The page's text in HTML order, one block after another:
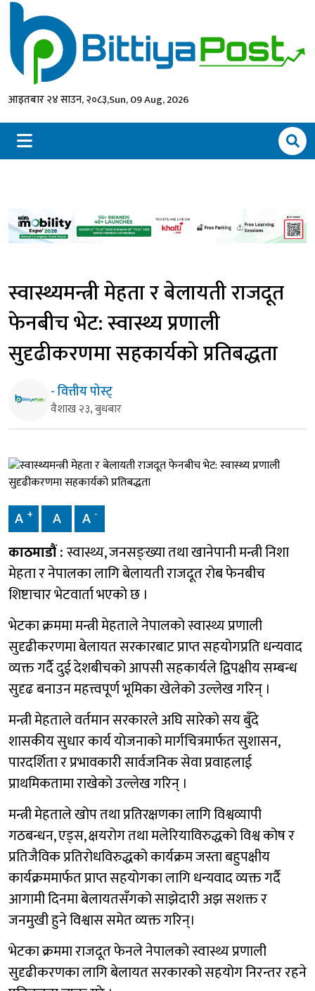
आइतबार २४ साउन, २०८३,Sun, 09 Aug, 2026
स्वास्थ्यमन्त्री मेहता र बेलायती राजदूत
फेनबीच भेट: स्वास्थ्य प्रणाली
सुदृढीकरणमा सहकार्यको प्रतिबद्धता
- वित्तीय पोस्ट्
वैशाख २३, बुधबार
A + A A -
काठमाडौं :स्वास्थ्य, जनसङ्ख्या तथा खानेपानी मन्त्री निशा
मेहता र नेपालका लागि बेलायती राजदूत रोब फेनबीच
शिष्टाचार भेटवार्ता भएको छ ।
भेटका क्रममा मन्त्री मेहताले नेपालको स्वास्थ्य प्रणाली
सुदृढीकरणमा बेलायत सरकारबाट प्राप्त सहयोगप्रति धन्यवाद
व्यक्त गर्दै दुई देशबीचको आपसी सहकार्यले द्विपक्षीय सम्बन्ध
सुदृढ बनाउन महत्त्वपूर्ण भूमिका खेलेको उल्लेख गरिन् ।
मन्त्री मेहताले वर्तमान सरकारले अघि सारेको सय बुँदे
शासकीय सुधार कार्य योजनाको मार्गचित्रमार्फत सुशासन,
पारदर्शिता र प्रभावकारी सार्वजनिक सेवा प्रवाहलाई
प्राथमिकतामा राखेको उल्लेख गरिन् ।
मन्त्री मेहताले खोप तथा प्रतिरक्षणका लागि विश्वव्यापी
गठबन्धन, एड्स, क्षयरोग तथा मलेरियाविरुद्धको विश्व कोष र
प्रतिजैविक प्रतिरोधविरुद्धको कार्यक्रम जस्ता बहुपक्षीय
कार्यक्रममार्फत प्राप्त सहयोगका लागि धन्यवाद व्यक्त गर्दै
आगामी दिनमा बेलायतसँगको साझेदारी अझ सशक्त र
जनमुखी हुने विश्वास समेत व्यक्त गरिन्।
भेटका क्रममा राजदूत फेनले नेपालको स्वास्थ्य प्रणाली
सुदृढीकरणका लागि बेलायत सरकारको सहयोग निरन्तर रहने